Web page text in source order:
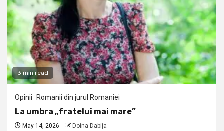
3 min read
Opinii Romanii din jurul Romaniei
La umbra „fratelui mai mare”
May 14, 2026 Doina Dabija